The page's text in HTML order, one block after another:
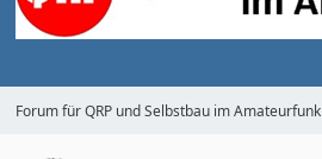
Forum für QRP und Selbstbau im Amateurfunk